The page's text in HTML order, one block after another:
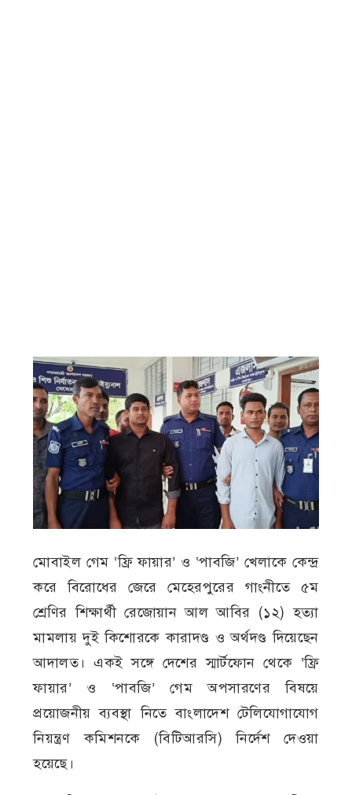
মোবাইল গেম ‘ফ্রি ফায়ার’ ও ‘পাবজি’ খেলাকে কেন্দ্র
করে বিরোধের জেরে মেহেরপুরের গাংনীতে ৫ম
শ্রেণির শিক্ষার্থী রেজোয়ান আল আবির (১২) হত্যা
মামলায় দুই কিশোরকে কারাদণ্ড ও অর্থদণ্ড দিয়েছেন
আদালত। একই সঙ্গে দেশের স্মার্টফোন থেকে ‘ফ্রি
ফায়ার’ ও ‘পাবজি’ গেম অপসারণের বিষয়ে
প্রয়োজনীয় ব্যবস্থা নিতে বাংলাদেশ টেলিযোগাযোগ
নিয়ন্ত্রণ কমিশনকে (বিটিআরসি) নির্দেশ দেওয়া
হয়েছে।